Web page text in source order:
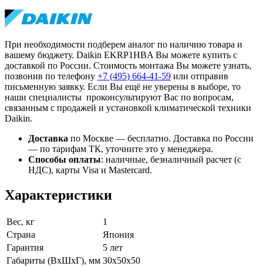
При необходимости подберем аналог по наличию товара и
вашему бюджету. Daikin EKRP1HBA Вы можете купить с
доставкой по России. Стоимость монтажа Вы можете узнать,
позвонив по телефону +7 (495) 664-41-59 или отправив
письменную заявку. Если Вы ещё не уверены в выборе, то
наши специалисты проконсультируют Вас по вопросам,
связанным с продажей и установкой климатической техники
Daikin.
Доставка по Москве — бесплатно. Доставка по России
— по тарифам ТК, уточните это у менеджера.
Способы оплаты: наличные, безналичный расчет (с
НДС), карты Visa и Mastercard.
Характеристики
Вес, кг
1
Страна
Япония
Гарантия
5 лет
Габариты (ВхШхГ), мм 30х50х50